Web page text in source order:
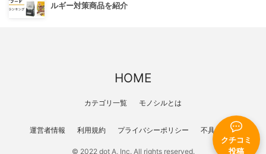
クチコミ
投稿
ルギー対策商品を紹介
HOME
カテゴリ一覧 モノシルとは
運営者情報 利用規約 プライバシーポリシー 不具合報告
© 2022 dot A, Inc. All rights reserved.